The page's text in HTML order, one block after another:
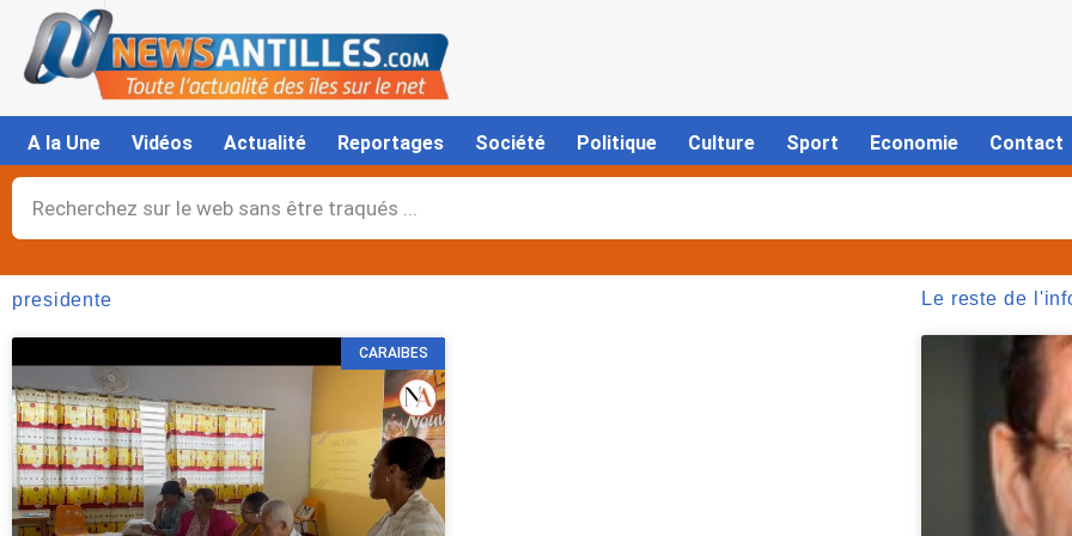
contenu
A la Une Vidéos Actualité Reportages Société Politique Culture Sport Economie Contact
Rechercher
presidente
CARAIBES
Le reste de